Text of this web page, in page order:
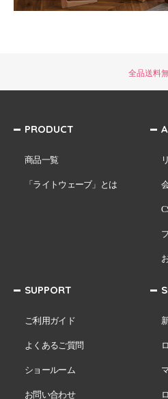
全品送料
PRODUCT
商品一覧
「ライトウェーブ」とは
SUPPORT
ご利用ガイド
よくあるご質問
ショールーム
お問い合わせ